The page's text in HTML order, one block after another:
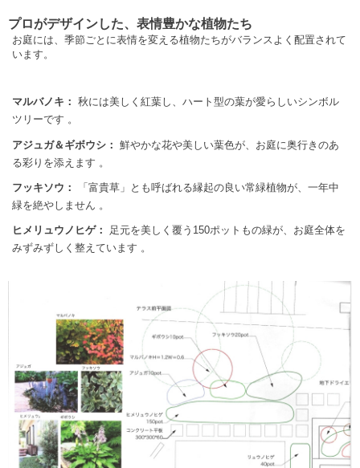
プロがデザインした、表情豊かな植物たち
お庭には、季節ごとに表情を変える植物たちがバランスよく配置されて
います。
マルバノキ： 秋には美しく紅葉し、ハート型の葉が愛らしいシンボル
ツリーです 。
アジュガ＆ギボウシ： 鮮やかな花や美しい葉色が、お庭に奥行きのあ
る彩りを添えます 。
フッキソウ：
「富貴草」とも呼ばれる縁起の良い常緑植物が、一年中
緑を絶やしません 。
ヒメリュウノヒゲ：
足元を美しく覆う150ポットもの緑が、お庭全体を
みずみずしく整えています 。